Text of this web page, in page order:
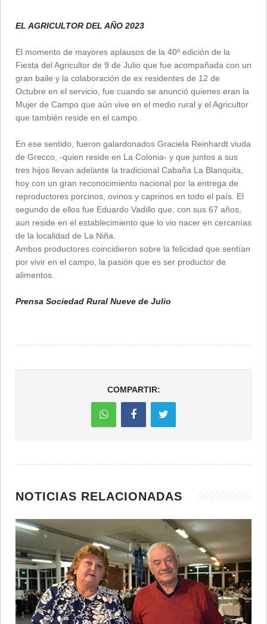
EL AGRICULTOR DEL AÑO 2023
El momento de mayores aplausos de la 40º edición de la
Fiesta del Agricultor de 9 de Julio que fue acompañada con un
gran baile y la colaboración de ex residentes de 12 de
Octubre en el servicio, fue cuando se anunció quienes eran la
Mujer de Campo que aún vive en el medio rural y el Agricultor
que también reside en el campo.
En ese sentido, fueron galardonados Graciela Reinhardt viuda
de Grecco, -quien reside en La Colonia- y que juntos a sus
tres hijos llevan adelante la tradicional Cabaña La Blanquita,
hoy con un gran reconocimiento nacional por la entrega de
reproductores porcinos, ovinos y caprinos en todo el país. El
segundo de ellos fue Eduardo Vadillo que, con sus 67 años,
aun reside en el establecimiento que lo vio nacer en cercanías
de la localidad de La Niña.
Ambos productores coincidieron sobre la felicidad que sentían
por vivir en el campo, la pasión que es ser productor de
alimentos.
Prensa Sociedad Rural Nueve de Julio
COMPARTIR:
NOTICIAS RELACIONADAS